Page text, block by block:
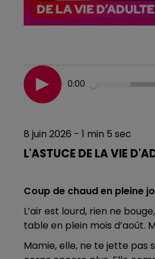
0:00
8 juin 2026 - 1 min 5 sec
L'ASTUCE DE LA VIE
Coup de chaud en pleine
L’air est lourd, rien ne
table en plein mois d’août.
Mamie, elle, ne te jette pas